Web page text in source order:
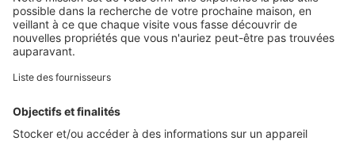
Retrouvez-nous sur ...